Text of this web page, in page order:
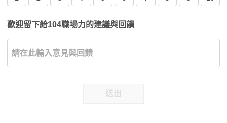
歡迎留下給104職場力的建議與回饋
送出